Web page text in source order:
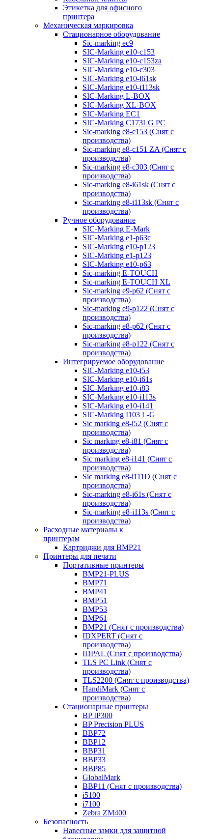
Этикетка для офисного
принтера
Механическая маркировка
Стационарное оборудование
Sic-marking ec9
SIC-Marking e10-c153
SIC-Marking e10-c153za
SIC-Marking e10-c303
SIC-Marking e10-i61sk
SIC-Marking e10-i113sk
SIC-Marking L-BOX
SIC-Marking XL-BOX
SIC-Marking EC1
SIC-Marking C173LG PC
Sic-marking e8-c153 (Снят с
производства)
Sic-marking e8-c151 ZA (Снят с
производства)
Sic-marking e8-c303 (Снят с
производства)
Sic-marking e8-i61sk (Снят с
производства)
Sic-marking e8-i113sk (Снят с
производства)
Ручное оборудование
SIC-Marking E-Mark
SIC-Marking e1-p63с
SIC-Marking e10-p123
SIC-Marking e1-p123
SIC-Marking e10-p63
Sic-marking E-TOUCH
Sic-marking E-TOUCH XL
Sic-marking e9-p62 (Снят с
производства)
Sic-marking e9-p122 (Снят с
производства)
Sic-marking e8-p62 (Снят с
производства)
Sic-marking e8-p122 (Снят с
производства)
Интегрируемое оборудование
SIC-Marking e10-i53
SIC-Marking e10-i61s
SIC-Marking e10-i83
SIC-Marking e10-i113s
SIC-Marking e10-i141
SIC-Marking I103 L-G
Sic marking e8-i52 (Снят с
производства)
Sic marking e8-i81 (Снят с
производства)
Sic marking e8-i141 (Снят с
производства)
Sic marking e8-i111D (Снят с
производства)
Sic-marking e8-i61s (Снят с
производства)
Sic-marking e8-i113s (Снят с
производства)
Расходные материалы к
принтерам
Картриджи для BMP21
Принтеры для печати
Портативные принтеры
BMP21-PLUS
BMP71
BMP41
BMP51
BMP53
BMP61
BMP21 (Снят с производства)
IDXPERT (Снят с
производства)
IDPAL (Снят с производства)
TLS PC Link (Снят с
производства)
TLS2200 (Снят с производства)
HandiMark (Снят с
производства)
Стационарные принтеры
BP IP300
BP Precision PLUS
BBP72
BBP12
BBP31
BBP33
BBP85
GlobalMark
BBP11 (Снят с производства)
i5100
i7100
Zebra ZM400
Безопасность
Навесные замки для защитной